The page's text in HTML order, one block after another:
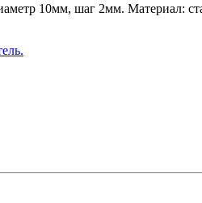
10мм, шаг 2мм. Материал: